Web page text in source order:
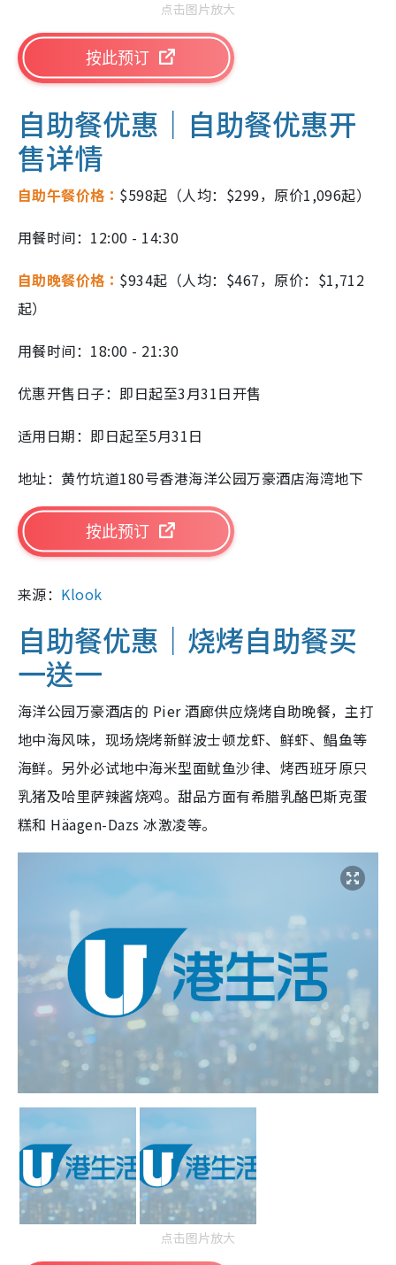
点击图片放大
按此预订
自助餐优惠｜自助餐优惠开
售详情
自助午餐价格： $598起（人均：$299，原价1,096起）
用餐时间：12:00 - 14:30
自助晚餐价格： $934起（人均：$467，原价：$1,712
起）
用餐时间：18:00 - 21:30
优惠开售日子：即日起至3月31日开售
适用日期：即日起至5月31日
地址：黄竹坑道180号香港海洋公园万豪酒店海湾地下
按此预订
来源： Klook
自助餐优惠｜烧烤自助餐买
一送一
海洋公园万豪酒店的 Pier 酒廊供应烧烤自助晚餐，主打
地中海风味，现场烧烤新鲜波士顿龙虾、鲜虾、鲳鱼等
海鲜。另外必试地中海米型面鱿鱼沙律、烤西班牙原只
乳猪及哈里萨辣酱烧鸡。甜品方面有希腊乳酪巴斯克蛋
糕和 Häagen-Dazs 冰激凌等。
点击图片放大